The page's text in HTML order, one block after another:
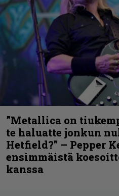
”Metallica on
te haluatte jonkun
Hetfield?” – Pepper
ensimmäistä
kanssa